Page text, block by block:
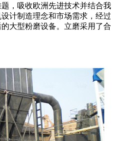
，吸收欧洲先进技术并结合我
计制造理念和市场需求，经过
大型粉磨设备。立磨采用了合